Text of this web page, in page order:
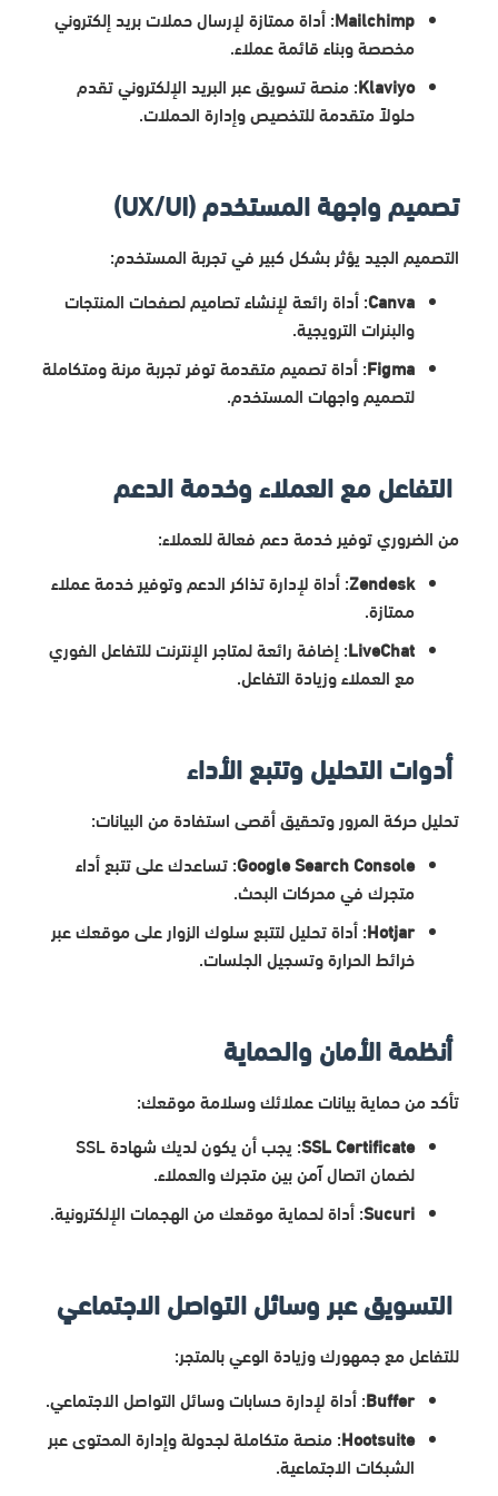
Mailchimp: أداة ممتازة لإرسال حملات بريد إلكتروني
مخصصة وبناء قائمة عملاء.
Klaviyo: منصة تسويق عبر البريد الإلكتروني تقدم
حلولاً متقدمة للتخصيص وإدارة الحملات.
تصميم واجهة المستخدم (UX/UI)
التصميم الجيد يؤثر بشكل كبير في تجربة المستخدم:
Canva: أداة رائعة لإنشاء تصاميم لصفحات المنتجات
والبنرات الترويجية.
Figma: أداة تصميم متقدمة توفر تجربة مرنة ومتكاملة
لتصميم واجهات المستخدم.
التفاعل مع العملاء وخدمة الدعم
من الضروري توفير خدمة دعم فعالة للعملاء:
Zendesk: أداة لإدارة تذاكر الدعم وتوفير خدمة عملاء
ممتازة.
LiveChat: إضافة رائعة لمتاجر الإنترنت للتفاعل الفوري
مع العملاء وزيادة التفاعل.
أدوات التحليل وتتبع الأداء
تحليل حركة المرور وتحقيق أقصى استفادة من البيانات:
Google Search Console: تساعدك على تتبع أداء
متجرك في محركات البحث.
Hotjar: أداة تحليل لتتبع سلوك الزوار على موقعك عبر
خرائط الحرارة وتسجيل الجلسات.
أنظمة الأمان والحماية
تأكد من حماية بيانات عملائك وسلامة موقعك:
SSL Certificate
: يجب أن يكون لديك شهادة SSL
لضمان اتصال آمن بين متجرك والعملاء.
Sucuri: أداة لحماية موقعك من الهجمات الإلكترونية.
التسويق عبر وسائل التواصل الاجتماعي
للتفاعل مع جمهورك وزيادة الوعي بالمتجر:
Buffer: أداة لإدارة حسابات وسائل التواصل الاجتماعي.
Hootsuite: منصة متكاملة لجدولة وإدارة المحتوى عبر
الشبكات الاجتماعية.